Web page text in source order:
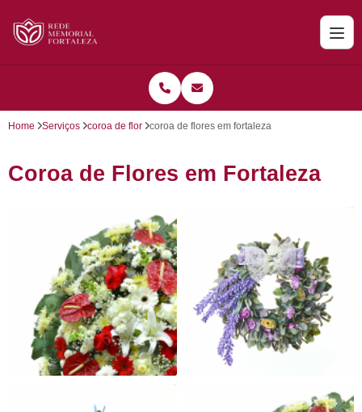
Home Serviços coroa de flor coroa de flores em fortaleza
Coroa de Flores em Fortaleza